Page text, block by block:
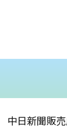
中日新聞販